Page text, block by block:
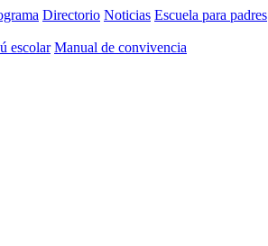
Directorio Noticias Escuela para padres
escolar Manual de convivencia